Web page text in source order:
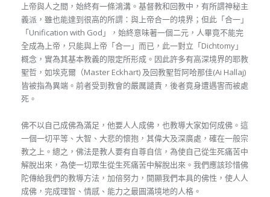
上帝與人之間，始終有一條鴻溝。基督教和回教中，有所謂神秘主
義派，雖也能達到很高的所謂：與上帝合一的境界；但此「合一」
「Unification with God」，始終意味著一個二元，人畢竟不能完
全成為上帝，只能與上帝「合一」而已，此一對立「Dichtomy」
概念，實為其基本教義的限定所形成。因此許多有高深境界的耶教
聖哲，如埃克爾（Master Eckhart) 及回教聖哲阿哈那佳(Ai Hallaj)
皆被指為異端。前者受到教會的嚴厲譴責，後者竟身遭遇害而被處
死。
佛不以自己成佛為滿足，他要人人成佛，也教導大家如何成佛。這
一個一切平等、大智、大悲的懷抱，其偉大及深廣處，確在一般宗
教之上。總之，佛法是教人要有自尊自信，為使自己從生死痛苦中
解脫出來，為使一切眾生從生死痛苦中解脫出來。我們應該珍惜佛
陀傳給我們的教導方法，加倍努力，開顯我們本具的佛性，使人人
成佛，完成理智、情感、能力之最圓滿境地的人格。